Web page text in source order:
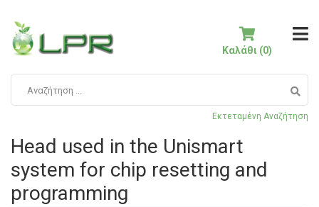
Εκτεταμένη Αναζήτηση
Καλάθι (0)
Head used in the Unismart
system for chip resetting and
programming